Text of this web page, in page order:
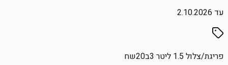
עד 2.10.2026
פריגת/צלול 1.5 ליטר 3ב20שח